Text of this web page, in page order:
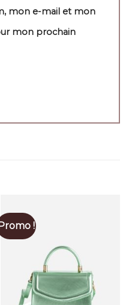
mon e-mail et mon
mon prochain
!